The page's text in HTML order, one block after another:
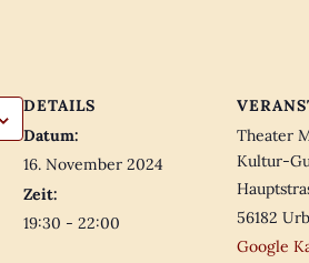
DETAILS
Datum:
16. November 2024
Zeit:
19:30 - 22:00
Theater
Kultur-
56182
Google